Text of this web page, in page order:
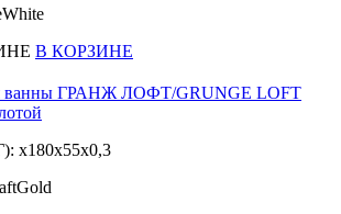
В КОРЗИНЕ
ванны ГРАНЖ ЛОФТ/GRUNGE LOFT
x180x55x0,3